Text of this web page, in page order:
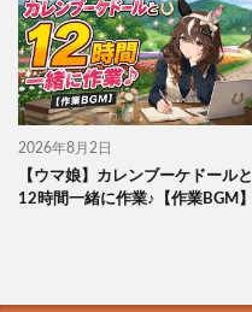
2026年8月2日
【ウマ娘】カレンブーケドールと
12時間一緒に作業♪【作業BGM】